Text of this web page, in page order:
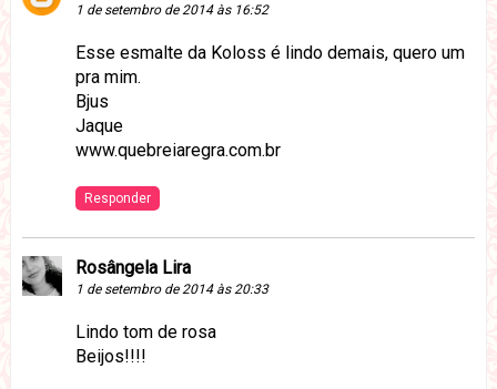
1 de setembro de 2014 às 16:52
Esse esmalte da Koloss é lindo demais, quero um
pra mim.
Bjus
Jaque
www.quebreiaregra.com.br
Responder
Rosângela Lira
1 de setembro de 2014 às 20:33
Lindo tom de rosa
Beijos!!!!